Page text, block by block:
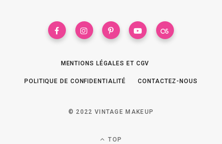
MENTIONS LÉGALES ET CGV
POLITIQUE DE CONFIDENTIALITÉ CONTACTEZ-NOUS
© 2022 VINTAGE MAKEUP
TOP